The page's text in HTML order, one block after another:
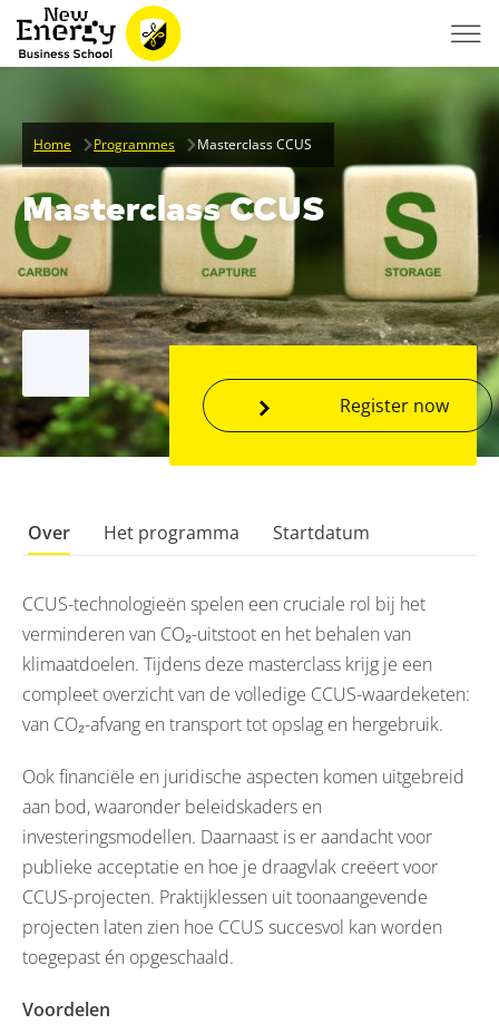
Home Programmes Masterclass CCUS
Masterclass CCUS
Register now
Over Het programma Startdatum
CCUS-technologieën spelen een cruciale rol bij het
verminderen van CO₂-uitstoot en het behalen van
klimaatdoelen. Tijdens deze masterclass krijg je een
compleet overzicht van de volledige CCUS-waardeketen:
van CO₂-afvang en transport tot opslag en hergebruik.
Ook financiële en juridische aspecten komen uitgebreid
aan bod, waaronder beleidskaders en
investeringsmodellen. Daarnaast is er aandacht voor
publieke acceptatie en hoe je draagvlak creëert voor
CCUS-projecten. Praktijklessen uit toonaangevende
projecten laten zien hoe CCUS succesvol kan worden
toegepast én opgeschaald.
Voordelen